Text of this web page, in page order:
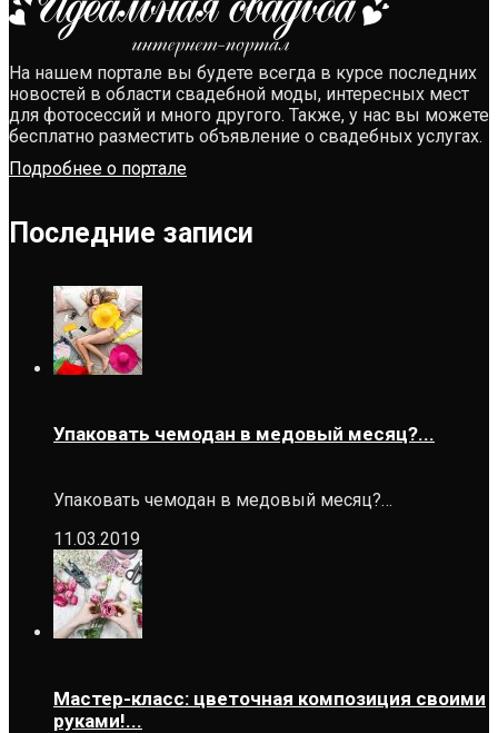
На нашем портале вы будете всегда в курсе последних
новостей в области свадебной моды, интересных мест
для фотосессий и много другого. Также, у нас вы можете
бесплатно разместить объявление о свадебных услугах.
Подробнее о портале
Последние записи
Упаковать чемодан в медовый месяц?...
Упаковать чемодан в медовый месяц?…
11.03.2019
Мастер-класс: цветочная композиция своими
руками!...